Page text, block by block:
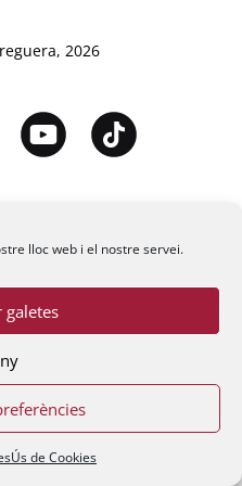
lloc web i el nostre servei.
galetes
Ús de Cookies
2026